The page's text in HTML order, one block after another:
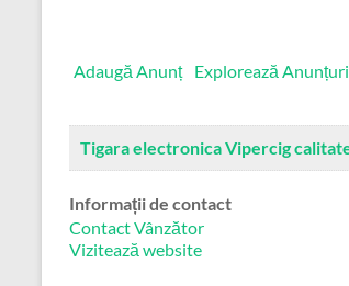
Adaugă Anunț Explorează Anunțuri
Tigara electronica Vipercig
Informații de contact
Contact Vânzător
Vizitează website